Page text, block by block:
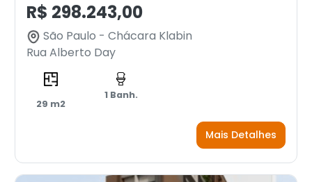
R$ 298.243,00
São Paulo - Chácara Klabin
Rua Alberto Day
29 m2
1 Banh.
Mais Detalhes